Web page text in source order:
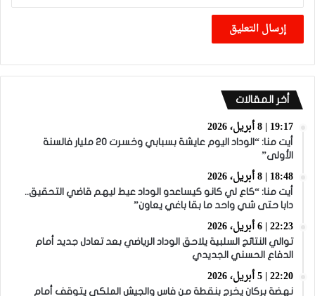
أخر المقالات
19:17 | 8 أبريل، 2026
أيت منا: “الوداد اليوم عايشة بسبابي وخسرت 20 مليار فالسنة
الأولى”
18:48 | 8 أبريل، 2026
أيت منا: “كاع لي كانو كيساعدو الوداد عيط ليهم قاضي التحقيق..
دابا حتى شي واحد ما بقا باغي يعاون”
22:23 | 6 أبريل، 2026
توالي النتائج السلبية يلاحق الوداد الرياضي بعد تعادل جديد أمام
الدفاع الحسني الجديدي
22:20 | 5 أبريل، 2026
نهضة بركان يخرج بنقطة من فاس والجيش الملكي يتوقف أمام